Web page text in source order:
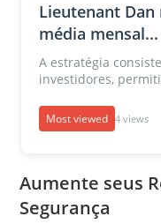
Lieutenant Dan
média mensal...
A estratégia
investidores,
Most viewed 4 views
Aumente seus
Segurança